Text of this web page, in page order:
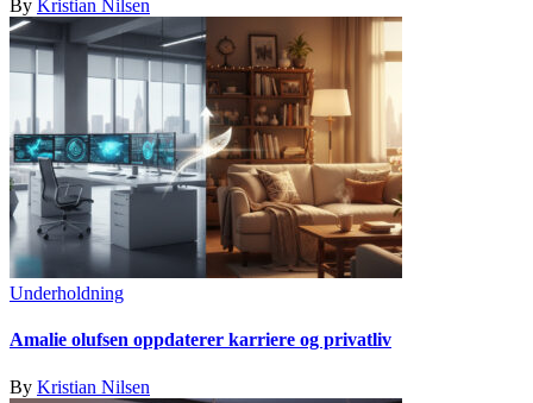
By Kristian Nilsen
Underholdning
Amalie olufsen oppdaterer karriere og privatliv
By Kristian Nilsen